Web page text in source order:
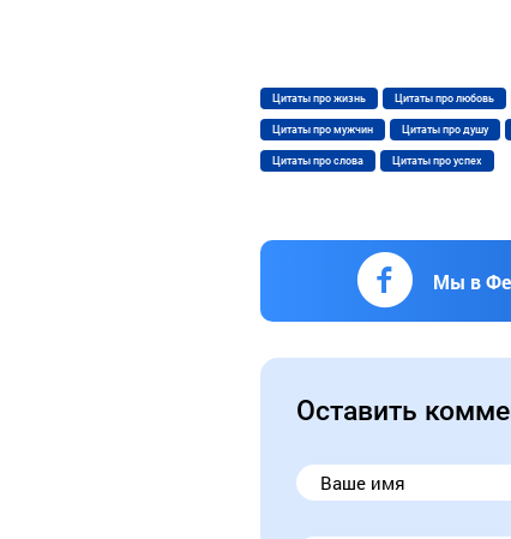
Цитаты про жизнь Цитаты про любовь
Цитаты про мужчин Цитаты про душу
Цитаты про слова Цитаты про успех
Мы в
Оставить